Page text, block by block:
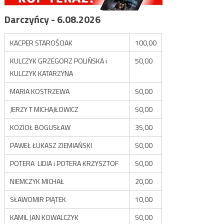
Darczyńcy - 6.08.2026
KACPER STAROŚCIAK
100,00
KULCZYK GRZEGORZ POLIŃSKA i
KULCZYK KATARZYNA
50,00
MARIA KOSTRZEWA
50,00
JERZY T MICHAJŁOWICZ
50,00
KOZIOŁ BOGUSŁAW
35,00
PAWEŁ ŁUKASZ ZIEMIAŃSKI
50,00
POTERA LIDIA i POTERA KRZYSZTOF
50,00
NIEMCZYK MICHAŁ
20,00
SŁAWOMIR PIĄTEK
10,00
KAMIL JAN KOWALCZYK
50,00